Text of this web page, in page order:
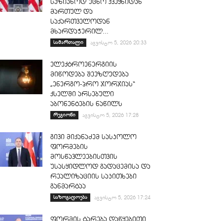
საზიანოდ უცხო ქვეყნიდან
მართულ და
საქართველოდან
მხარდაჭერილ...
სამართალი აგვისტო 5, 2026 20:33
ელექტროენერგიის
მიწოდება შეეზღუდება
„ენერგო-პრო ჯორჯიას“
ქსელში არსებული
აბონენტების ნაწილს
რეგიონი აგვისტო 5, 2026 17:28
გივი მიქანაძემ სასკოლო
ფორმების
მოსწავლეებისთვის
უსასყიდლოდ გადაცემისა და
რეალიზაციის საკითხები
განმარტაა
საზოგადოება აგვისტო 5, 2026 17:24
ფორმის ტარება დაწყებითი